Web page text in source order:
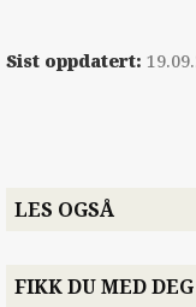
Sist oppdatert:
LES OGSÅ
FIKK DU MED